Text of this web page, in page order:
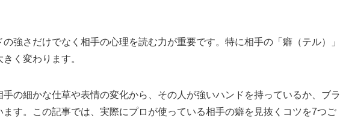
強さだけでなく相手の心理を読む力が重要です。特に相手の「癖（テル）」
く変わります。
の細かな仕草や表情の変化から、その人が強いハンドを持っているか、ブラ
す。この記事では、実際にプロが使っている相手の癖を見抜くコツを7つご